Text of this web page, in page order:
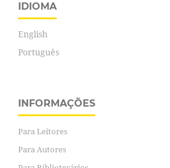
IDIOMA
English
Português
INFORMAÇÕES
Para Leitores
Para Autores